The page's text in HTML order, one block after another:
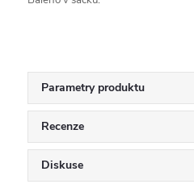
Parametry produktu
Recenze
Diskuse